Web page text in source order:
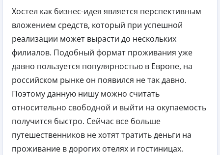
Хостел как бизнес-идея является перспективным
вложением средств, который при успешной
реализации может вырасти до нескольких
филиалов. Подобный формат проживания уже
давно пользуется популярностью в Европе, на
российском рынке он появился не так давно.
Поэтому данную нишу можно считать
относительно свободной и выйти на окупаемость
получится быстро. Сейчас все больше
путешественников не хотят тратить деньги на
проживание в дорогих отелях и гостиницах.